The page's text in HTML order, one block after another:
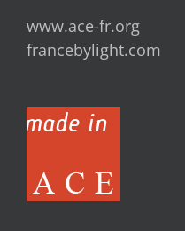
www.ace-fr.org
francebylight.com